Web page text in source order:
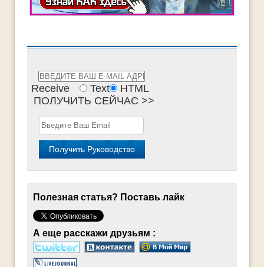
Receive Text
HTML
ПОЛУЧИТЬ СЕЙЧАС >>
Полезная статья? Поставь лайк
А еще расскажи друзьям :